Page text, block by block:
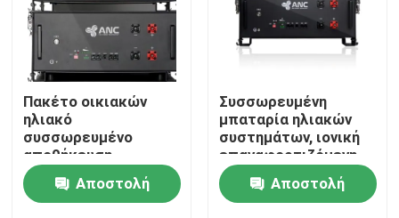
Εμπορικά Συστήματα Αποθήκευσης Μπαταριών
μπαταρία 48v Lifepo4
48V μπαταρία κάρρων γκολφ
Πακέτο οικιακών
ηλιακό
συσσωρευμένο
αποθήκευση
μπαταριών, πακέτο
μπαταριών Lifepo4
48v 100ah
Αποστολή
Συσσωρευμένη
μπαταρία ηλιακών
συστημάτων, ιονική
επαναφορτιζόμενη
μπαταρία λίθιου IEC
Αποστολή